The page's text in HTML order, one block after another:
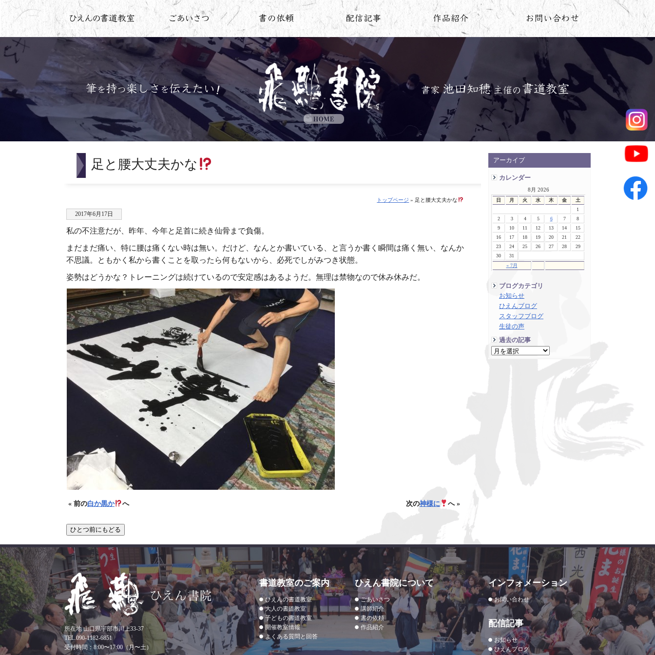
アーカイブ
カレンダー
8月 2026
日 月 火 水 木 金 土
« 7月
1
2
3 4 5 6 7
8
9
10 11 12 13 14
15
16
17 18 19 20 21
22
23
24 25 26 27 28
29
30
31
ブログカテゴリ
お知らせ
ひえんブログ
スタッフブログ
生徒の声
過去の記事
足と腰大丈夫かな
トップページ » 足と腰大丈夫かな
2017年6月17日
私の不注意だが、昨年、今年と足首に続き仙骨まで負傷。
まだまだ痛い、特に腰は痛くない時は無い。だけど、なんとか書いている、と言うか書く瞬間は痛く無い、なんか
不思議。ともかく私から書くことを取ったら何もないから、必死でしがみつき状態。
姿勢はどうかな？トレーニングは続けているので安定感はあるようだ。無理は禁物なので休み休みだ。
« 前の白か黒か へ 次の神様に へ »
所在地 山口県宇部市川上33-37
TEL.090-1182-6851
受付時間：8:00〜17:00（月〜土）
書道教室のご案内
ひえんの書道教室
大人の書道教室
子どもの書道教室
開催教室情報
よくある質問と回答
ひえん書院について
ごあいさつ
講師紹介
書の依頼
作品紹介
インフォメーション
お問い合わせ
配信記事
お知らせ
ひえんブログ